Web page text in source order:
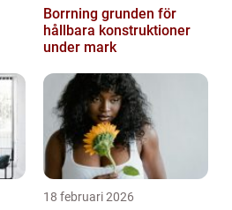
Borrning grunden för
hållbara konstruktioner
under mark
18 februari 2026